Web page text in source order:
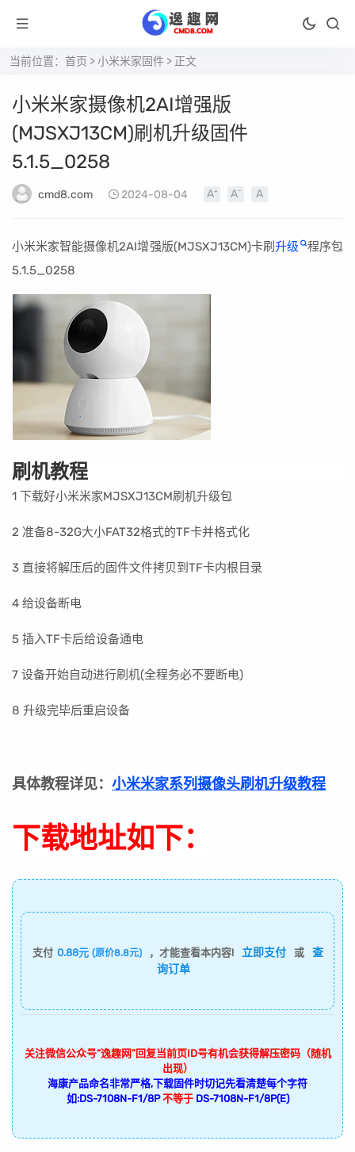
当前位置： 首页 > 小米米家固件 > 正文
小米米家摄像机2AI增强版
(MJSXJ13CM)刷机升级固件
5.1.5_0258
cmd8.com 2024-08-04
小米米家智能摄像机2AI增强版(MJSXJ13CM)卡刷 升级
程序包
5.1.5_0258
刷机教程
1 下载好小米米家MJSXJ13CM刷机升级包
2 准备8-32G大小FAT32格式的TF卡并格式化
3 直接将解压后的固件文件拷贝到TF卡内根目录
4 给设备断电
5 插入TF卡后给设备通电
7 设备开始自动进行刷机(全程务必不要断电)
8 升级完毕后重启设备
具体教程详见： 小米米家系列摄像头刷机升级教程
下载地址如下：
支付 0.88元 (原价8.8元) ，才能查看本内容! 立即支付 或
查
询订单
关注微信公众号“逸趣网”回复当前页ID号有机会获得解压密码（随机
出现）
海康产品命名非常严格,下载固件时切记先看清楚每个字符
如:DS-7108N-F1/8P 不等于 DS-7108N-F1/8P(E)